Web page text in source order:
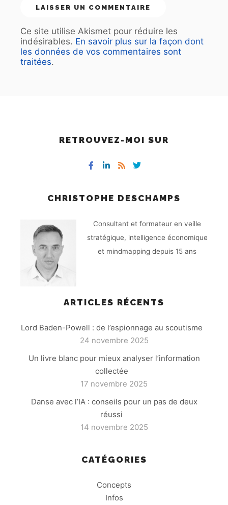
Ce site utilise Akismet pour réduire les
indésirables. En savoir plus sur la façon dont
les données de vos commentaires sont
traitées.
RETROUVEZ-MOI SUR
CHRISTOPHE DESCHAMPS
Consultant et formateur en veille
stratégique, intelligence économique
et mindmapping depuis 15 ans
ARTICLES RÉCENTS
Lord Baden-Powell : de l’espionnage au scoutisme
24 novembre 2025
Un livre blanc pour mieux analyser l’information
collectée
17 novembre 2025
Danse avec l’IA : conseils pour un pas de deux
réussi
14 novembre 2025
CATÉGORIES
Concepts
Infos